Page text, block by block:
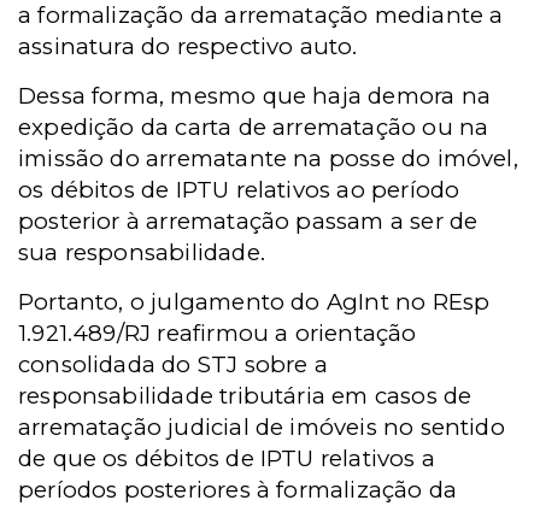
a formalização da arrematação mediante a
assinatura do respectivo auto.
Dessa forma, mesmo que haja demora na
expedição da carta de arrematação ou na
imissão do arrematante na posse do imóvel,
os débitos de IPTU relativos ao período
posterior à arrematação passam a ser de
sua responsabilidade.
Portanto, o julgamento do AgInt no REsp
1.921.489/RJ reafirmou a orientação
consolidada do STJ sobre a
responsabilidade tributária em casos de
arrematação judicial de imóveis no sentido
de que os débitos de IPTU relativos a
períodos posteriores à formalização da